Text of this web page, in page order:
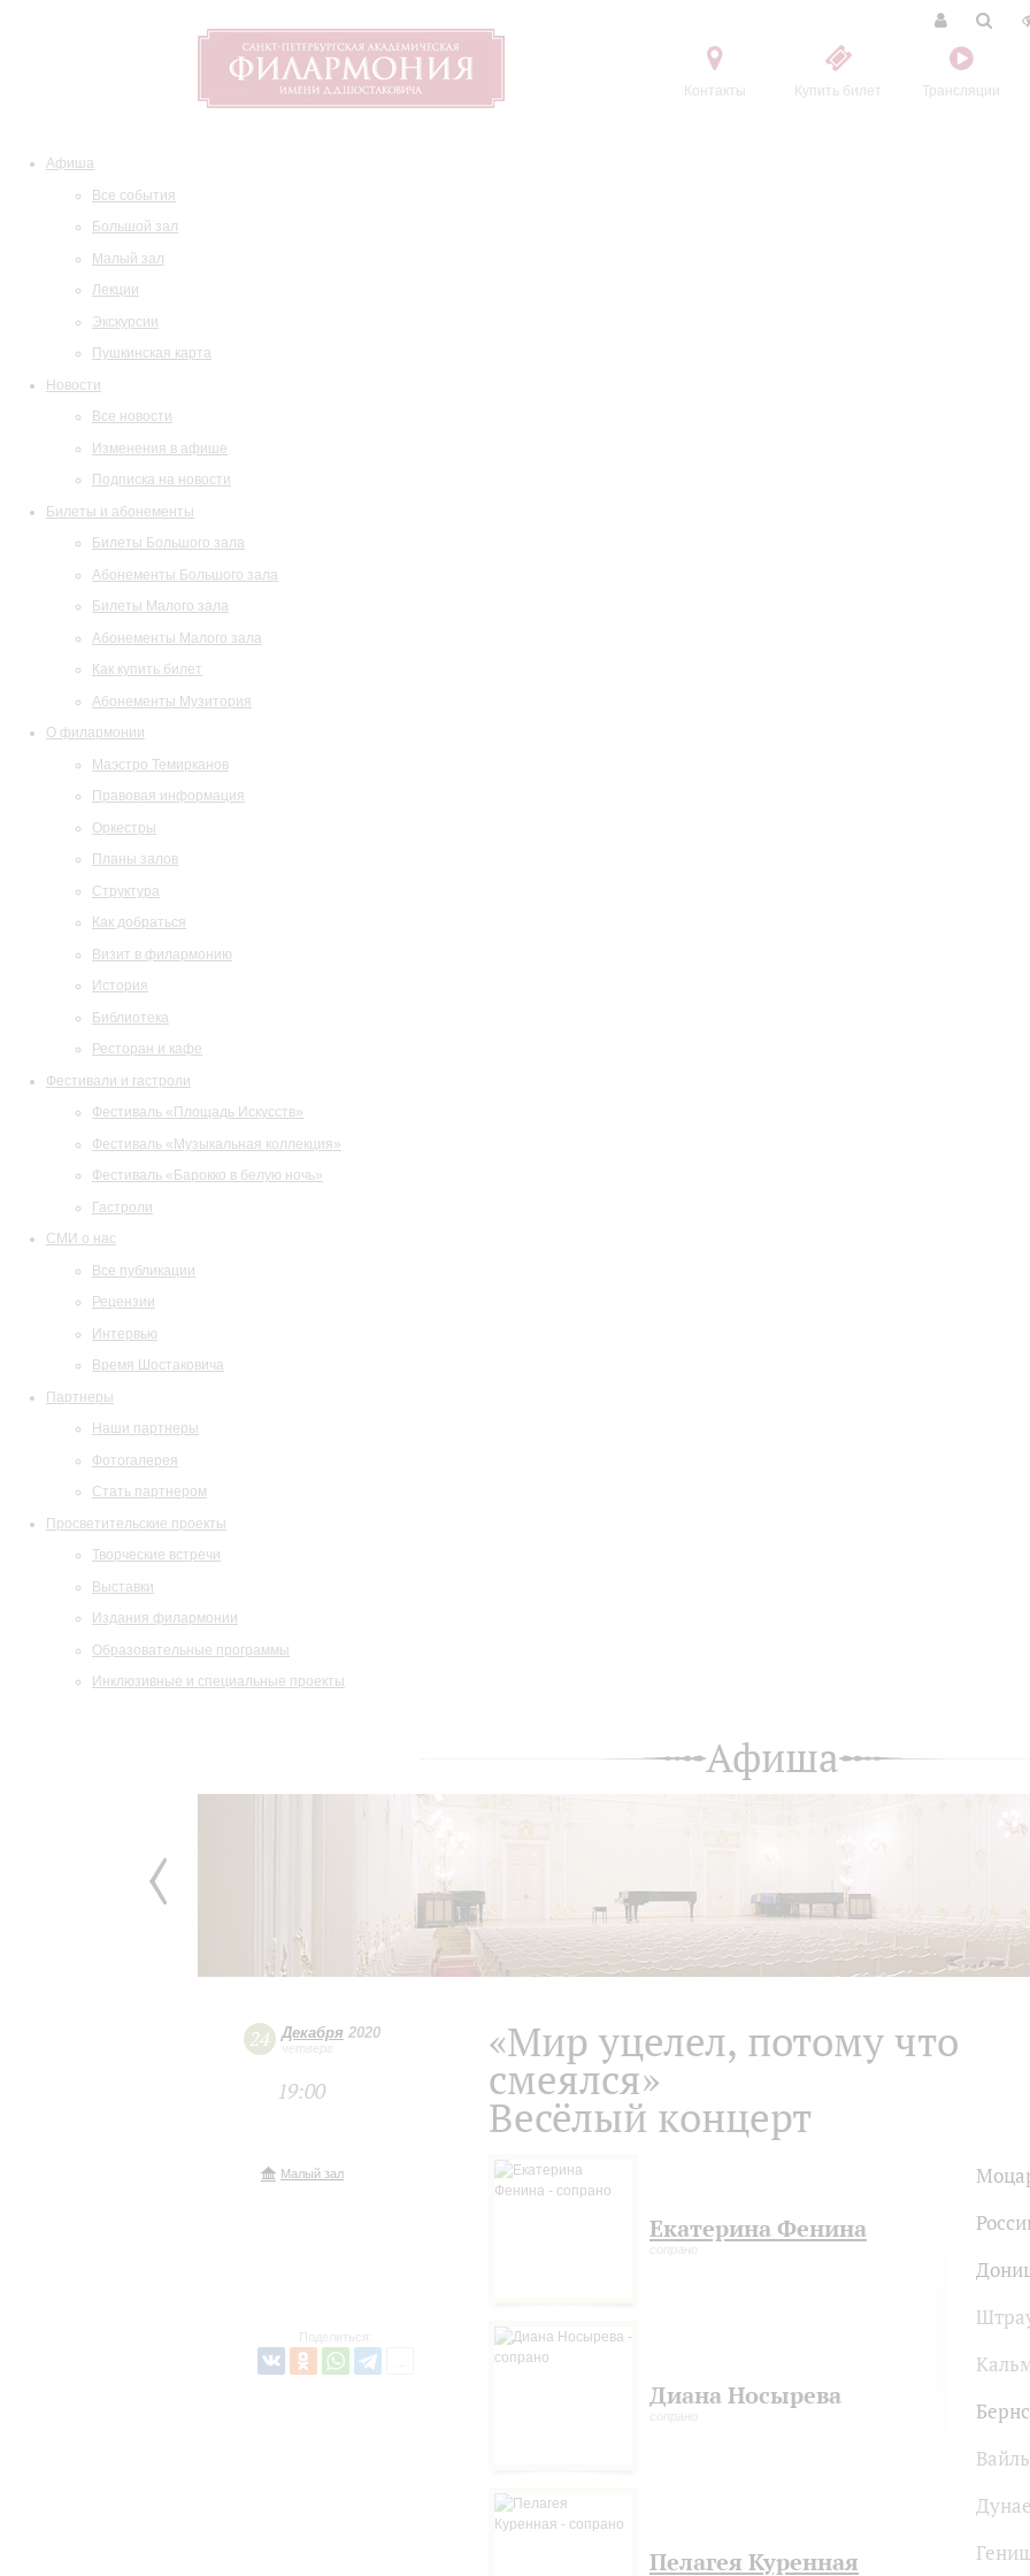
Контакты Купить билет Трансляции
Афиша
Все события
Большой зал
Малый зал
Лекции
Экскурсии
Пушкинская карта
Новости
Все новости
Изменения в афише
Подписка на новости
Билеты и абонементы
Билеты Большого зала
Абонементы Большого зала
Билеты Малого зала
Абонементы Малого зала
Как купить билет
Абонементы Музитория
О филармонии
Маэстро Темирканов
Правовая информация
Оркестры
Планы залов
Структура
Как добраться
Визит в филармонию
История
Библиотека
Ресторан и кафе
Фестивали и гастроли
Фестиваль «Площадь Искусств»
Фестиваль «Музыкальная коллекция»
Фестиваль «Барокко в белую ночь»
Гастроли
СМИ о нас
Все публикации
Рецензии
Интервью
Время Шостаковича
Партнеры
Наши партнеры
Фотогалерея
Стать партнером
Просветительские проекты
Творческие встречи
Выставки
Издания филармонии
Образовательные программы
Инклюзивные и специальные проекты
Афиша
24 Декабря 2020
четверг
19:00
Малый зал
Поделиться:
«Мир уцелел, потому что
смеялся»
Весёлый концерт
Екатерина Фенина
сопрано
Диана Носырева
сопрано
Пелагея Куренная
Вайль